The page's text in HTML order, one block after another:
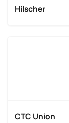
Hilscher
CTC Union